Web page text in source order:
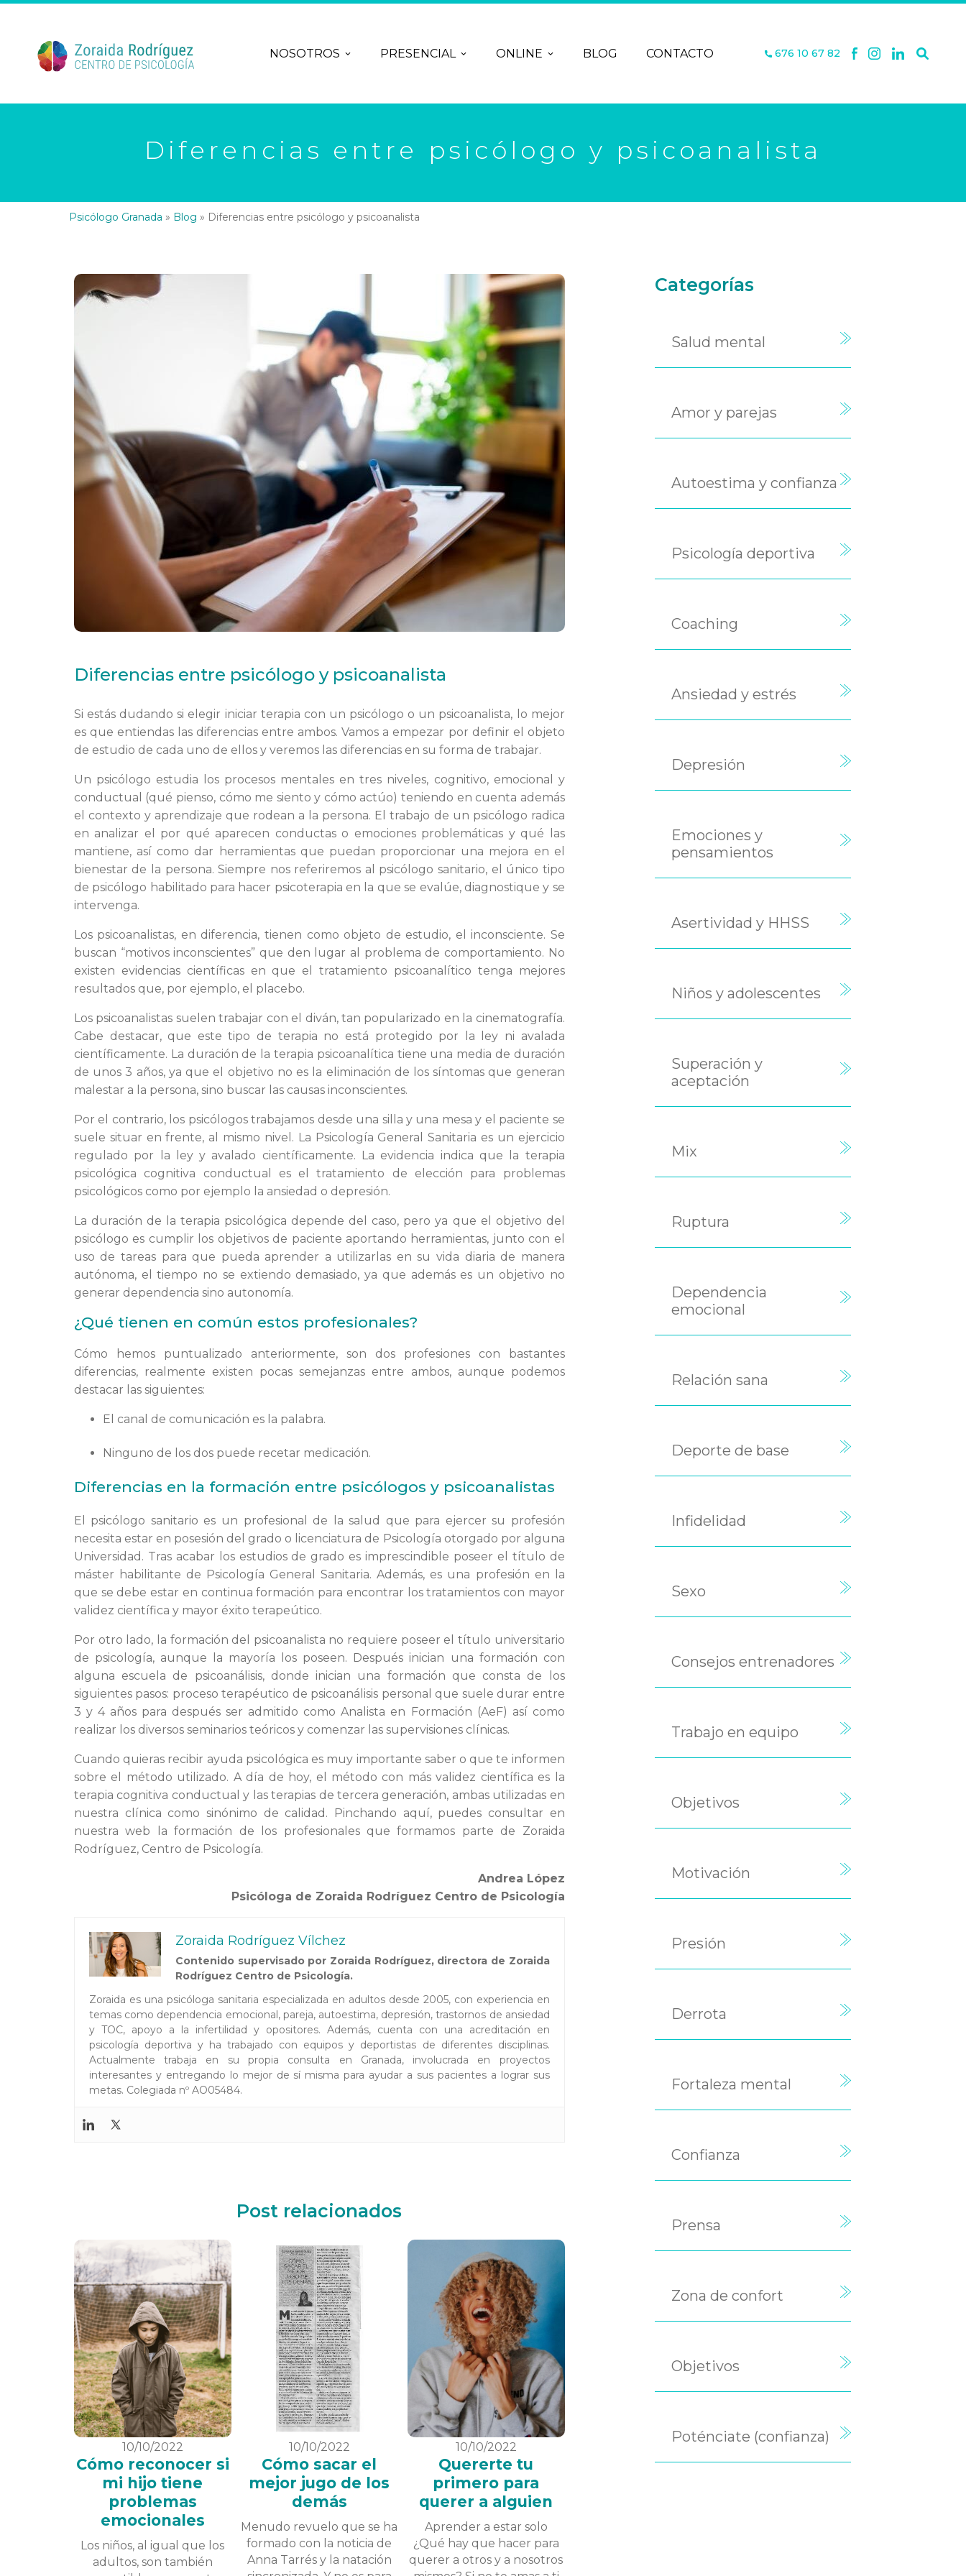
NOSOTROS PRESENCIAL ONLINE BLOG CONTACTO 676 10 67 82
Diferencias entre psicólogo y psicoanalista
Psicólogo Granada » Blog » Diferencias entre psicólogo y psicoanalista
Diferencias entre psicólogo y psicoanalista
Si estás dudando si elegir iniciar terapia con un psicólogo o un psicoanalista, lo mejor
es que entiendas las diferencias entre ambos. Vamos a empezar por definir el objeto
de estudio de cada uno de ellos y veremos las diferencias en su forma de trabajar.
Un psicólogo estudia los procesos mentales en tres niveles, cognitivo, emocional y
conductual (qué pienso, cómo me siento y cómo actúo) teniendo en cuenta además
el contexto y aprendizaje que rodean a la persona. El trabajo de un psicólogo radica
en analizar el por qué aparecen conductas o emociones problemáticas y qué las
mantiene, así como dar herramientas que puedan proporcionar una mejora en el
bienestar de la persona. Siempre nos referiremos al psicólogo sanitario, el único tipo
de psicólogo habilitado para hacer psicoterapia en la que se evalúe, diagnostique y se
intervenga.
Los psicoanalistas, en diferencia, tienen como objeto de estudio, el inconsciente. Se
buscan “motivos inconscientes” que den lugar al problema de comportamiento. No
existen evidencias científicas en que el tratamiento psicoanalítico tenga mejores
resultados que, por ejemplo, el placebo.
Los psicoanalistas suelen trabajar con el diván, tan popularizado en la cinematografía.
Cabe destacar, que este tipo de terapia no está protegido por la ley ni avalada
científicamente. La duración de la terapia psicoanalítica tiene una media de duración
de unos 3 años, ya que el objetivo no es la eliminación de los síntomas que generan
malestar a la persona, sino buscar las causas inconscientes.
Por el contrario, los psicólogos trabajamos desde una silla y una mesa y el paciente se
suele situar en frente, al mismo nivel. La Psicología General Sanitaria es un ejercicio
regulado por la ley y avalado científicamente. La evidencia indica que la terapia
psicológica cognitiva conductual es el tratamiento de elección para problemas
psicológicos como por ejemplo la ansiedad o depresión.
La duración de la terapia psicológica depende del caso, pero ya que el objetivo del
psicólogo es cumplir los objetivos de paciente aportando herramientas, junto con el
uso de tareas para que pueda aprender a utilizarlas en su vida diaria de manera
autónoma, el tiempo no se extiendo demasiado, ya que además es un objetivo no
generar dependencia sino autonomía.
¿Qué tienen en común estos profesionales?
Cómo hemos puntualizado anteriormente, son dos profesiones con bastantes
diferencias, realmente existen pocas semejanzas entre ambos, aunque podemos
destacar las siguientes:
El canal de comunicación es la palabra.
Ninguno de los dos puede recetar medicación.
Diferencias en la formación entre psicólogos y psicoanalistas
El psicólogo sanitario es un profesional de la salud que para ejercer su profesión
necesita estar en posesión del grado o licenciatura de Psicología otorgado por alguna
Universidad. Tras acabar los estudios de grado es imprescindible poseer el título de
máster habilitante de Psicología General Sanitaria. Además, es una profesión en la
que se debe estar en continua formación para encontrar los tratamientos con mayor
validez científica y mayor éxito terapeútico.
Por otro lado, la formación del psicoanalista no requiere poseer el título universitario
de psicología, aunque la mayoría los poseen. Después inician una formación con
alguna escuela de psicoanálisis, donde inician una formación que consta de los
siguientes pasos: proceso terapéutico de psicoanálisis personal que suele durar entre
3 y 4 años para después ser admitido como Analista en Formación (AeF) así como
realizar los diversos seminarios teóricos y comenzar las supervisiones clínicas.
Cuando quieras recibir ayuda psicológica es muy importante saber o que te informen
sobre el método utilizado. A día de hoy, el método con más validez científica es la
terapia cognitiva conductual y las terapias de tercera generación, ambas utilizadas en
nuestra clínica como sinónimo de calidad. Pinchando aquí, puedes consultar en
nuestra web la formación de los profesionales que formamos parte de Zoraida
Rodríguez, Centro de Psicología.
Andrea López
Psicóloga de Zoraida Rodríguez Centro de Psicología
Zoraida Rodríguez Vílchez
Contenido supervisado por Zoraida Rodríguez, directora de Zoraida
Rodríguez Centro de Psicología.
Zoraida es una psicóloga sanitaria especializada en adultos desde 2005, con experiencia en
temas como dependencia emocional, pareja, autoestima, depresión, trastornos de ansiedad
y TOC, apoyo a la infertilidad y opositores. Además, cuenta con una acreditación en
psicología deportiva y ha trabajado con equipos y deportistas de diferentes disciplinas.
Actualmente trabaja en su propia consulta en Granada, involucrada en proyectos
interesantes y entregando lo mejor de sí misma para ayudar a sus pacientes a lograr sus
metas. Colegiada nº AO05484.
Post relacionados
10/10/2022
Cómo reconocer si
mi hijo tiene
problemas
emocionales
Los niños, al igual que los
adultos, son también
10/10/2022
Cómo sacar el
mejor jugo de los
demás
Menudo revuelo que se ha
formado con la noticia de
Anna Tarrés y la natación
10/10/2022
Quererte tu
primero para
querer a alguien
Aprender a estar solo
¿Qué hay que hacer para
querer a otros y a nosotros
Categorías
Salud mental
Amor y parejas
Autoestima y confianza
Psicología deportiva
Coaching
Ansiedad y estrés
Depresión
Emociones y
pensamientos
Asertividad y HHSS
Niños y adolescentes
Superación y
aceptación
Mix
Ruptura
Dependencia
emocional
Relación sana
Deporte de base
Infidelidad
Sexo
Consejos entrenadores
Trabajo en equipo
Objetivos
Motivación
Presión
Derrota
Fortaleza mental
Confianza
Prensa
Zona de confort
Objetivos
Poténciate (confianza)